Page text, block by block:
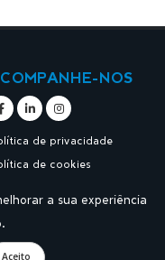
a sua experiência
Aceito
NOS
de privacidade
de cookies